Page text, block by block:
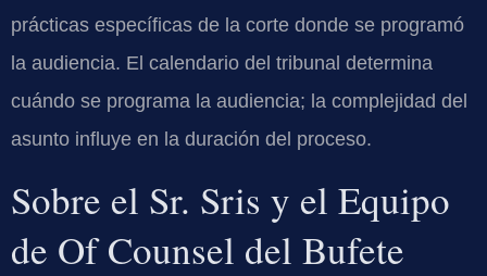
prácticas específicas de la corte donde se programó
la audiencia. El calendario del tribunal determina
cuándo se programa la audiencia; la complejidad del
asunto influye en la duración del proceso.
Sobre el Sr. Sris y el Equipo
de Of Counsel del Bufete